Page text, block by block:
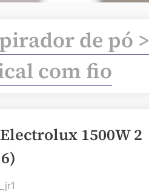
de pó >
com fio
1500W 2